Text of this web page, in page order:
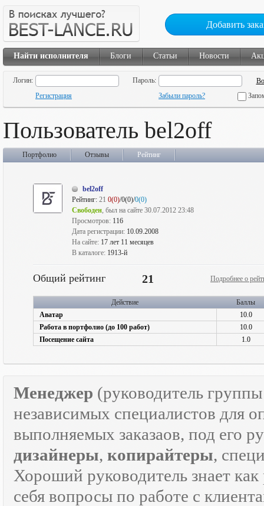
Добавить
Найти исполнителя Блоги Статьи Новости
Логин:
Пароль:
Регистрация
Забыли пароль?
Пользователь bel2off
Портфолио Отзывы Рейтинг
bel2off
Рейтинг: 21 0(0)/0(0)/0(0)
Свободен, был на сайте 30.07.2012 23:48
Просмотров: 116
Дата регистрации: 10.09.2008
На сайте: 17 лет 11 месяцев
В каталоге: 1913-й
Общий рейтинг 21 Подробнее о
Действие
Баллы
Аватар
10.0
Работа в портфолио (до 100 работ)
10.0
Посещение сайта
1.0
Менеджер (руководитель
независимых специалистов для
выполняемых заказаов, под его
дизайнеры, копирайтеры,
Хороший руководитель знает
себя вопросы по работе с